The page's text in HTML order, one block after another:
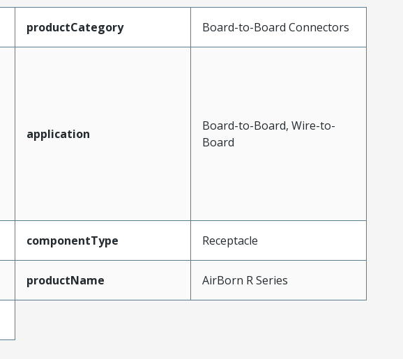
productCategory Board-to-Board Connectors
application
Board-to-Board, Wire-to-
Board
componentType Receptacle
productName AirBorn R Series